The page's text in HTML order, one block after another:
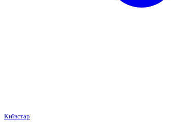
Київстар